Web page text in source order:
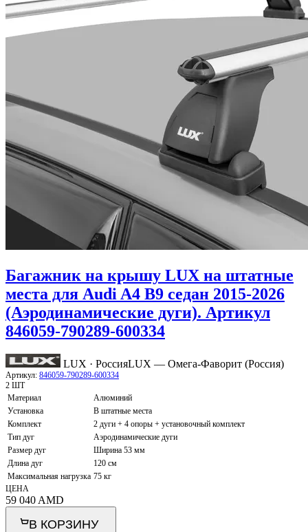
Багажник на крышу LUX на штатные
места для Audi A4 B9 седан 2015-2026
(Аэродинамические дуги). Артикул
846059-790289-600334
LUX · РоссияLUX — Омега-Фаворит (Россия)
Артикул: 846059-790289-600334
2 ШТ
Материал
Алюминий
Установка
В штатные места
Комплект
2 дуги + 4 опоры + установочный комплект
Тип дуг
Аэродинамические дуги
Размер дуг
Ширина 53 мм
Длина дуг
120 см
Максимальная нагрузка 75 кг
ЦЕНА
59 040AMD
В КОРЗИНУ